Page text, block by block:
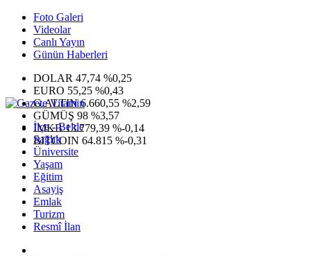
Foto Galeri
Videolar
Canlı Yayın
Günün Haberleri
DOLAR 47,74 %0,25
EURO 55,25 %0,43
G.ALTIN6.660,55 %2,59
GÜMÜŞ 98 %3,57
IMKB13.779,39 %-0,14
BITCOIN 64.815 %-0,31
İlçe - Belde
Sağlık
Üniversite
Yaşam
Eğitim
Asayiş
Emlak
Turizm
Resmî İlan